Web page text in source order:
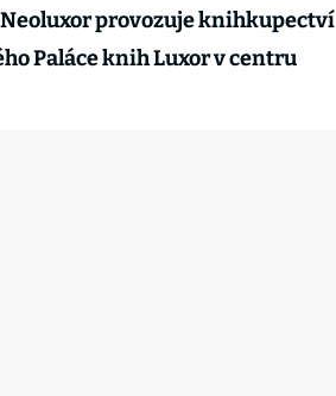
Neoluxor provozuje knihkupectví
Paláce knih Luxor v centru